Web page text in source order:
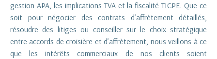
gestion APA, les implications TVA et la fiscalité TICPE. Que ce
soit pour négocier des contrats d’affrètement détaillés,
résoudre des litiges ou conseiller sur le choix stratégique
entre accords de croisière et d’affrètement, nous veillons à ce
que les intérêts commerciaux de nos clients soient